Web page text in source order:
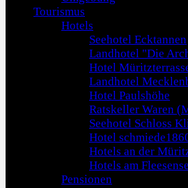
Tourismus
Hotels
Seehotel Ecktannen
Landhotel "Die
Hotel
Landhotel
Hotel Paulshöhe
Ratskeller Waren
Seehotel Schloss
Hotel
Hotels an der
Hotels am
Pensionen